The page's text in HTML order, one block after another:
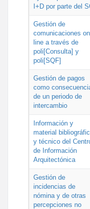
I+D por parte del
Gestión de
comunicaciones
line a través de
poli[Consulta] y
poli[SQF]
Gestión de pagos
como
de un periodo de
intercambio
Información y
material
y técnico del
de Información
Arquitectónica
Gestión de
incidencias de
nómina y de otras
percepciones no